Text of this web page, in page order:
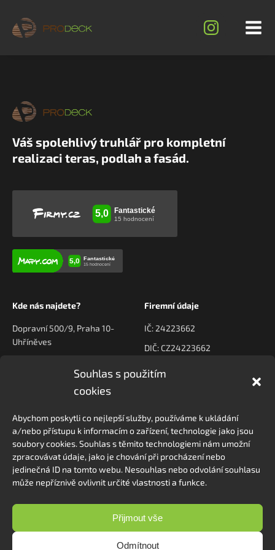
Souhlas s použitím
cookies
Abychom poskytli co nejlepší služby, používáme k ukládání
a/nebo přístupu k informacím o zařízení, technologie jako jsou
soubory cookies. Souhlas s těmito technologiemi nám umožní
zpracovávat údaje, jako je chování při procházení nebo
jedinečná ID na tomto webu. Nesouhlas nebo odvolání souhlasu
může nepříznivě ovlivnit určité vlastnosti a funkce.
Přijmout vše
Odmítnout
Váš spolehlivý truhlář pro kompletní
realizaci teras, podlah a fasád.
Kde nás najdete?
Dopravní 500/9, Praha 10-
Uhříněves
Firemní údaje
IČ: 24223662
DIČ: CZ24223662
Kontaktujte nás
+420 778 222 800
Navigace
O nás
Kontakt